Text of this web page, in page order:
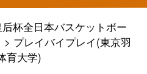
杯全日本バスケットボー
プレイバイプレイ(東京羽
育大学)